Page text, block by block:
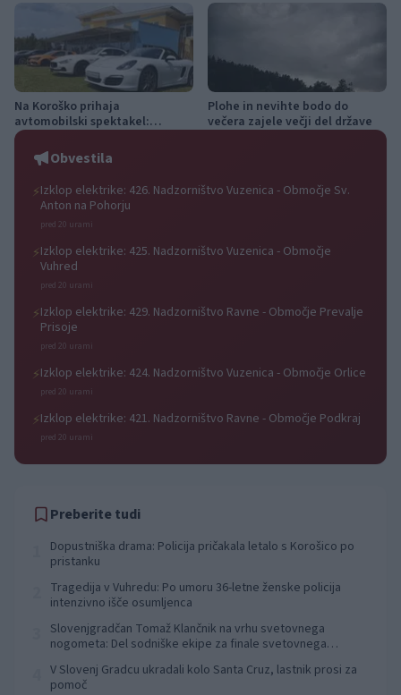
Na Koroško prihaja
avtomobilski spektakel:
Rohnenje motorjev, dvoboji na
progah in atraktivni Car Meet
Plohe in nevihte bodo do
večera zajele večji del države
Obvestila
⚡Izklop elektrike: 426. Nadzorništvo Vuzenica - Območje Sv.
Anton na Pohorju
pred 20 urami
⚡Izklop elektrike: 425. Nadzorništvo Vuzenica - Območje
Vuhred
pred 20 urami
⚡Izklop elektrike: 429. Nadzorništvo Ravne - Območje Prevalje
Prisoje
pred 20 urami
⚡Izklop elektrike: 424. Nadzorništvo Vuzenica - Območje Orlice
pred 20 urami
⚡Izklop elektrike: 421. Nadzorništvo Ravne - Območje Podkraj
pred 20 urami
Preberite tudi
Dopustniška drama: Policija pričakala letalo s Korošico po
pristanku
Tragedija v Vuhredu: Po umoru 36-letne ženske policija
intenzivno išče osumljenca
Slovenjgradčan Tomaž Klančnik na vrhu svetovnega
nogometa: Del sodniške ekipe za finale svetovnega
V Slovenj Gradcu ukradali kolo Santa Cruz, lastnik prosi za
pomoč